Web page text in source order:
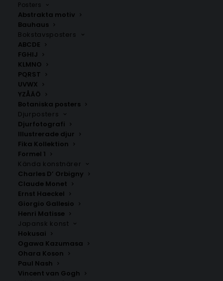
Posters
Abstrakta motiv
Bauhaus
Bokstavsposters
ABCDE
FGHIJ
KLMNO
PQRST
UVWX
YZÅÄÖ
Botaniska posters
Djurposters
Djurfotografi
Illustrerade djur
Fika Kollektion
Formel 1
Kända konstnärer
Charles D’ Orbigny
Claude Monet
Ernst Haeckel
Giorgio Gallesio
Henri Matisse
Japansk konst
Hokusai
Ogawa Kazumasa
Ohara Koson
Paul Nash
Vincent van Gogh
SNABB LEVERANS
1-2 arbetsdagar
BILLIG FRAKT
39 kr i frakt inom Sverige
KUNDSERVICE
Behöver du assistans?
SÄKER BETALNING
Swisha, eller betala med Klarna
Snygga posters online
Upptäck ett brett utbud av högkvalitativa posters